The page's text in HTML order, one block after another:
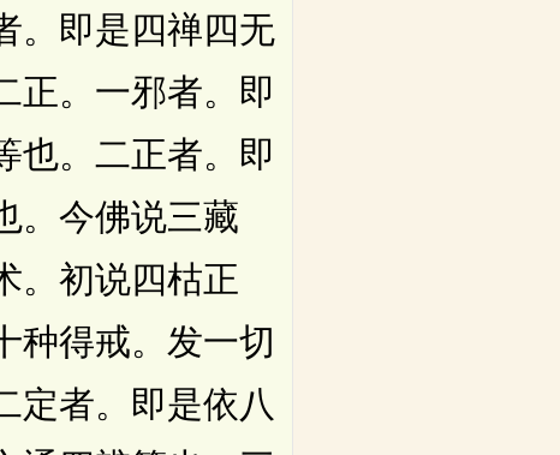
。即是四禅四无
正。一邪者。即
也。二正者。即
。今佛说三藏
。初说四枯正
种得戒。发一切
定者。即是依八